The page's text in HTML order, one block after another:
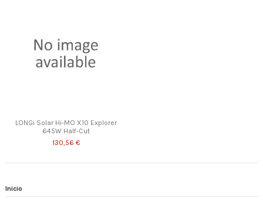
LONGi Solar Hi-MO X10 Explorer
645W Half-Cut
130,56 €
Inicio